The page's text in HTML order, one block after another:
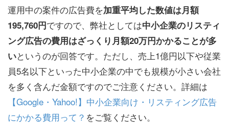
運用中の案件の広告費を加重平均した数値は月額
195,760円ですので、弊社としては中小企業のリスティ
ング広告の費用はざっくり月額20万円かかることが多
いというのが回答です。ただし、売上1億円以下や従業
員5名以下といった中小企業の中でも規模が小さい会社
を多く含んだ金額ですのでご注意ください。詳細は
【Google・Yahoo!】中小企業向け・リスティング広告
にかかる費用って？ をご覧ください。